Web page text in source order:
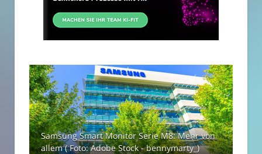
Samsung Smart Monitor Serie M8: Mehr von
allem ( Foto: Adobe Stock - bennymarty_)